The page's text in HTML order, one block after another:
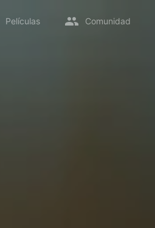
Películas Comunidad